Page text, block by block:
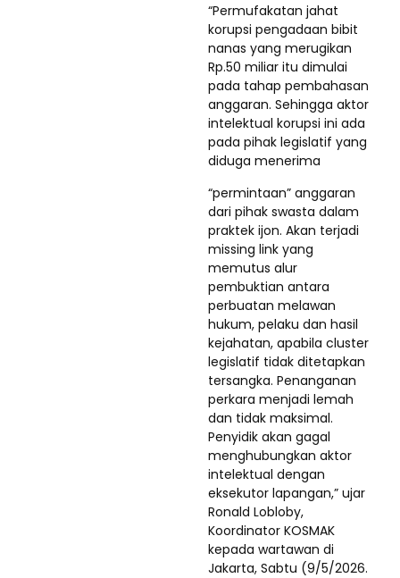
“Permufakatan jahat
korupsi pengadaan bibit
nanas yang merugikan
Rp.50 miliar itu dimulai
pada tahap pembahasan
anggaran. Sehingga aktor
intelektual korupsi ini ada
pada pihak legislatif yang
diduga menerima
“permintaan” anggaran
dari pihak swasta dalam
praktek ijon. Akan terjadi
missing link yang
memutus alur
pembuktian antara
perbuatan melawan
hukum, pelaku dan hasil
kejahatan, apabila cluster
legislatif tidak ditetapkan
tersangka. Penanganan
perkara menjadi lemah
dan tidak maksimal.
Penyidik akan gagal
menghubungkan aktor
intelektual dengan
eksekutor lapangan,” ujar
Ronald Lobloby,
Koordinator KOSMAK
kepada wartawan di
Jakarta, Sabtu (9/5/2026.